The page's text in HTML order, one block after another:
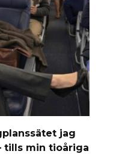
jag
tills min tioåriga